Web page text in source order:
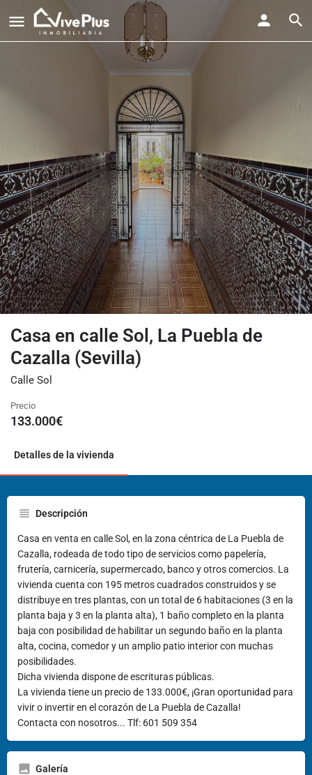
Casa en calle Sol, La Puebla de
Cazalla (Sevilla)
Calle Sol
Precio
133.000€
Detalles de la vivienda
Descripción
Casa en venta en calle Sol, en la zona céntrica de La Puebla de
Cazalla, rodeada de todo tipo de servicios como papelería,
frutería, carnicería, supermercado, banco y otros comercios. La
vivienda cuenta con 195 metros cuadrados construidos y se
distribuye en tres plantas, con un total de 6 habitaciones (3 en la
planta baja y 3 en la planta alta), 1 baño completo en la planta
baja con posibilidad de habilitar un segundo baño en la planta
alta, cocina, comedor y un amplio patio interior con muchas
posibilidades.
Dicha vivienda dispone de escrituras públicas.
La vivienda tiene un precio de 133.000€, ¡Gran oportunidad para
vivir o invertir en el corazón de La Puebla de Cazalla!
Contacta con nosotros... Tlf: 601 509 354
Galería